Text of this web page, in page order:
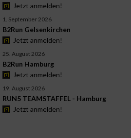
Jetzt anmelden!
1. September 2026
B2Run Gelsenkirchen
Jetzt anmelden!
25. August 2026
B2Run Hamburg
Jetzt anmelden!
19. August 2026
RUN5 TEAMSTAFFEL - Hamburg
Jetzt anmelden!